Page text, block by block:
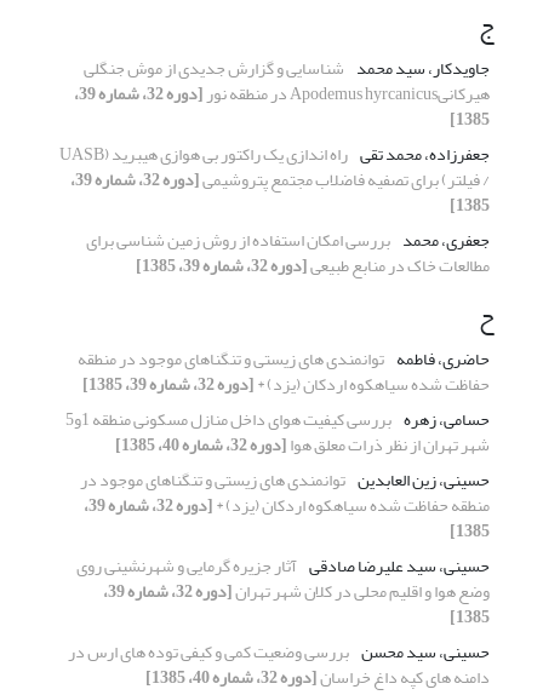
ج
جاویدکار، سید محمد شناسایی و گزارش جدیدی از موش جنگلی
هیرکانیApodemus hyrcanicus در منطقه نور [دوره 32، شماره 39،
1385]
جعفرزاده، محمد تقی
راه اندازی یک راکتور بی هوازی هیبرید (UASB
/ فیلتر) برای تصفیه فاضلاب مجتمع پتروشیمی [دوره 32، شماره 39،
1385]
جعفری، محمد بررسی امکان استفاده از روش زمین شناسی برای
مطالعات خاک در منابع طبیعی[دوره 32، شماره 39، 1385]
ح
حاضری، فاطمه توانمندی های زیستی و تنگناهای موجود در منطقه
حفاظت شده سیاهکوه اردکان (یزد) *[دوره 32، شماره 39، 1385]
حسامی، زهره
بررسی کیفیت هوای داخل منازل مسکونی منطقه 1و5
شهر تهران از نظر ذرات معلق هوا[دوره 32، شماره 40، 1385]
حسینی، زین العابدین توانمندی های زیستی و تنگناهای موجود در
منطقه حفاظت شده سیاهکوه اردکان (یزد) * [دوره 32، شماره 39،
1385]
حسینی، سید علیرضا صادقی آثار جزیره گرمایی و شهرنشینی روی
وضع هوا و اقلیم محلی در کلان شهر تهران [دوره 32، شماره 39،
1385]
حسینی، سید محسن بررسی وضعیت کمی و کیفی توده های ارس در
دامنه های کپه داغ خراسان[دوره 32، شماره 40، 1385]